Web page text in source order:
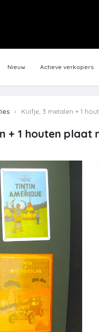
Nieuw Actieve verkopers
Kuifje, 3 metalen + 1
+ 1 houten